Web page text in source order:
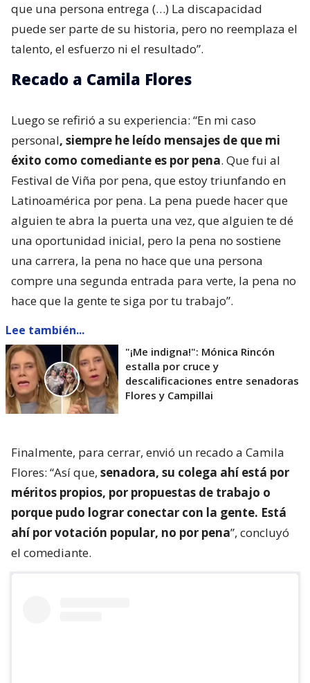
que una persona entrega (…) La discapacidad
puede ser parte de su historia, pero no reemplaza el
talento, el esfuerzo ni el resultado”.
Recado a Camila Flores
Luego se refirió a su experiencia: “En mi caso
personal, siempre he leído mensajes de que mi
éxito como comediante es por pena. Que fui al
Festival de Viña por pena, que estoy triunfando en
Latinoamérica por pena. La pena puede hacer que
alguien te abra la puerta una vez, que alguien te dé
una oportunidad inicial, pero la pena no sostiene
una carrera, la pena no hace que una persona
compre una segunda entrada para verte, la pena no
hace que la gente te siga por tu trabajo”.
Lee también...
"¡Me indigna!": Mónica Rincón
estalla por cruce y
descalificaciones entre senadoras
Flores y Campillai
Finalmente, para cerrar, envió un recado a Camila
Flores: “Así que, senadora, su colega ahí está por
méritos propios, por propuestas de trabajo o
porque pudo lograr conectar con la gente. Está
ahí por votación popular, no por pena”, concluyó
el comediante.